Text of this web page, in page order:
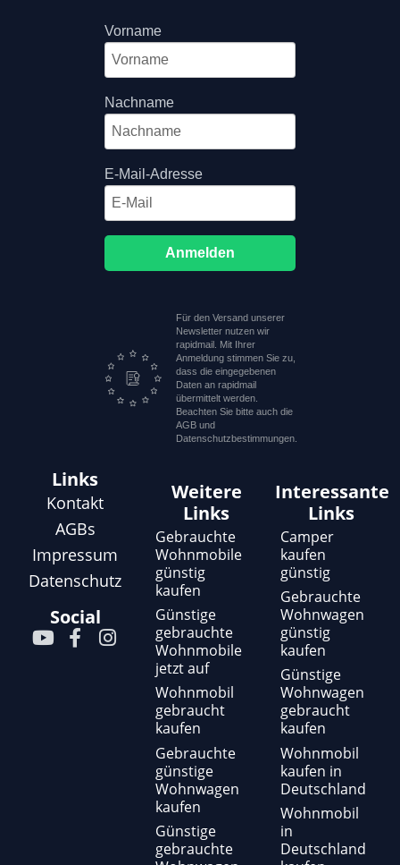
Vorname
Nachname
E-Mail-Adresse
Anmelden
Für den Versand unserer
Newsletter nutzen wir
rapidmail. Mit Ihrer
Anmeldung stimmen Sie zu,
dass die eingegebenen
Daten an rapidmail
übermittelt werden.
Beachten Sie bitte auch die
AGB und
Datenschutzbestimmungen.
Links
Kontakt
AGBs
Impressum
Datenschutz
Social
Y F
a
I
Weitere
Links
Gebrauchte
Wohnmobile
günstig
kaufen
Günstige
gebrauchte
Wohnmobile
jetzt auf
Wohnmobil
gebraucht
kaufen
Gebrauchte
günstige
Wohnwagen
kaufen
Günstige
gebrauchte
Interessante
Links
Camper
kaufen
günstig
Gebrauchte
Wohnwagen
günstig
kaufen
Günstige
Wohnwagen
gebraucht
kaufen
Wohnmobil
kaufen in
Deutschland
Wohnmobil
in
Deutschland